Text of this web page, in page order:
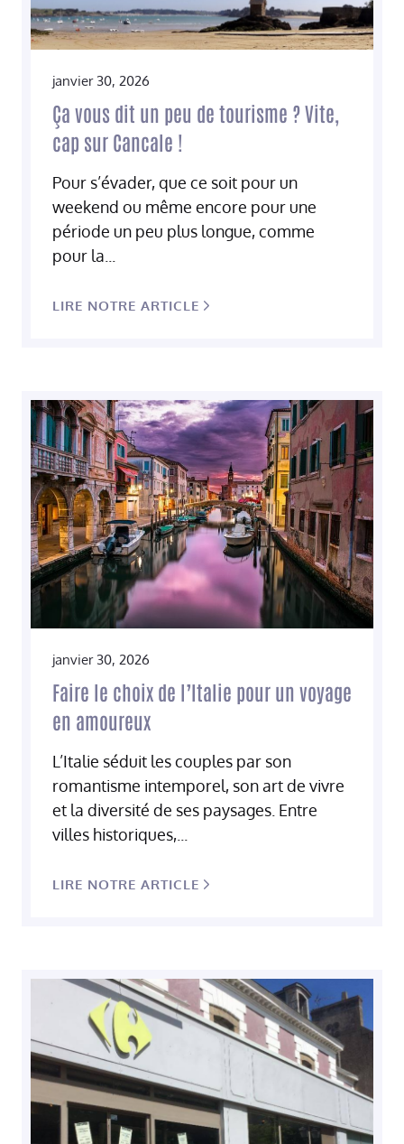
janvier 30, 2026
Ça vous dit un peu de tourisme ? Vite,
cap sur Cancale !
Pour s’évader, que ce soit pour un
weekend ou même encore pour une
période un peu plus longue, comme
pour la...
LIRE NOTRE ARTICLE
janvier 30, 2026
Faire le choix de l’Italie pour un voyage
en amoureux
L’Italie séduit les couples par son
romantisme intemporel, son art de vivre
et la diversité de ses paysages. Entre
villes historiques,...
LIRE NOTRE ARTICLE